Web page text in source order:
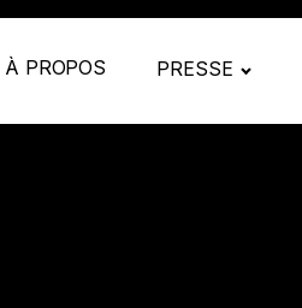
À PROPOS PRESSE